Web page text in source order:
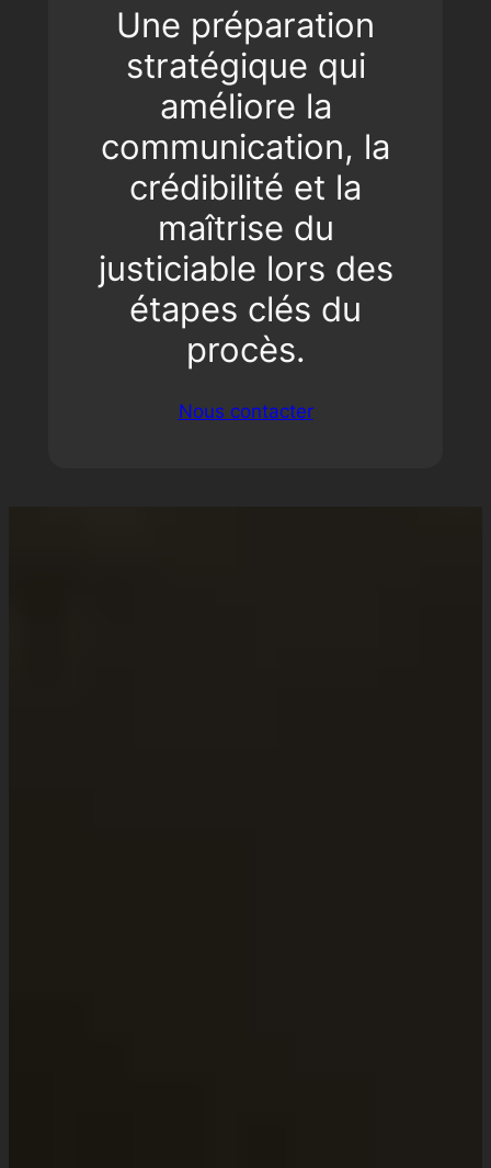
Une préparation
stratégique qui
améliore la
communication, la
crédibilité et la
maîtrise du
justiciable lors des
étapes clés du
procès.
Nous contacter